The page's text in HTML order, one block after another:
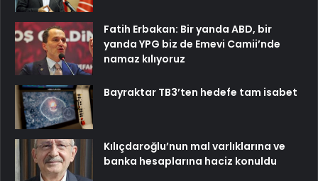
Fatih Erbakan: Bir yanda ABD, bir
yanda YPG biz de Emevi Camii’nde
namaz kılıyoruz
Bayraktar TB3’ten hedefe tam isabet
Kılıçdaroğlu’nun mal varlıklarına ve
banka hesaplarına haciz konuldu